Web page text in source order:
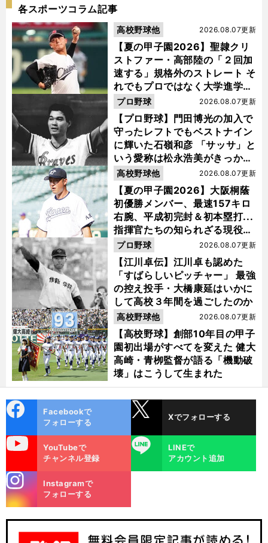
各スポーツコラム記事
【夏の甲子園2026】聖隷クリ
ストファー・高部陸の「２回加
速する」規格外のストレート そ
れでもプロではなく大学進学を
選ぶ理由
2026.08.07更新
高校野球他
【プロ野球】門田博光の加入で
守ったレフトでもベストナイン
に輝いた石嶺和彦 「サッサ」と
いう愛称は松永浩美がきっか
け？
2026.08.07更新
プロ野球
【夏の甲子園2026】大阪桐蔭
初優勝メンバー、最速157キロ
右腕、平成初完封＆初本塁打...
指揮官たちの知られざる現役時
代
2026.08.07更新
高校野球他
【江川卓伝】江川卓も認めた
「すばらしいピッチャー」 最強
の控え投手・大橋康延はいかに
して高校３年間を過ごしたのか
2026.08.07更新
プロ野球
【高校野球】創部10年目の甲子
園初出場がすべてを変えた 健大
高崎・青栁監督が語る「機動破
壊」はこうして生まれた
2026.08.07更新
高校野球他
ok
Facebookで
フォローする
Xでフォローする
YouTubeで
チャンネル登録
LINE
LINEで
アカウント追加
m
Instagramで
フォローする